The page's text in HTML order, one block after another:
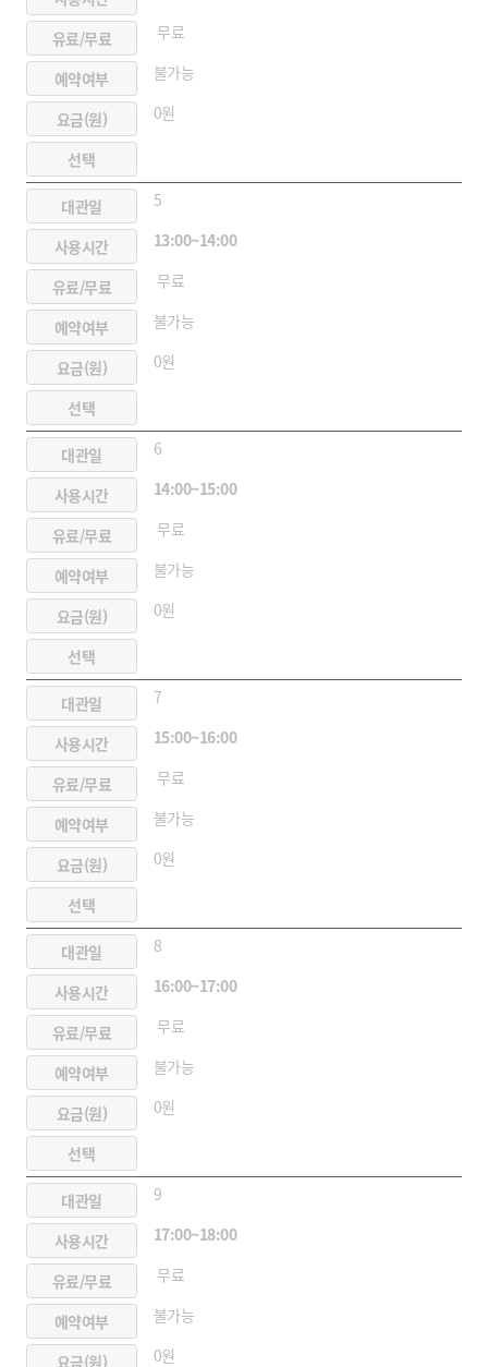
무료
불가능
0원
5
13:00~14:00
무료
불가능
0원
6
14:00~15:00
무료
불가능
0원
7
15:00~16:00
무료
불가능
0원
8
16:00~17:00
무료
불가능
0원
9
17:00~18:00
무료
불가능
0원